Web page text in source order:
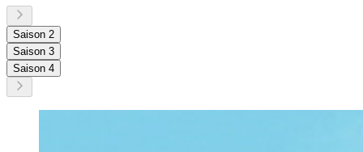
Saison 2
Saison 3
Saison 4